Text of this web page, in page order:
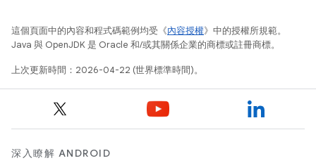
這個頁面中的內容和程式碼範例均受《內容授權》中的授權所規範。
Java 與 OpenJDK 是 Oracle 和/或其關係企業的商標或註冊商標。
上次更新時間：2026-04-22 (世界標準時間)。
深入瞭解 ANDROID